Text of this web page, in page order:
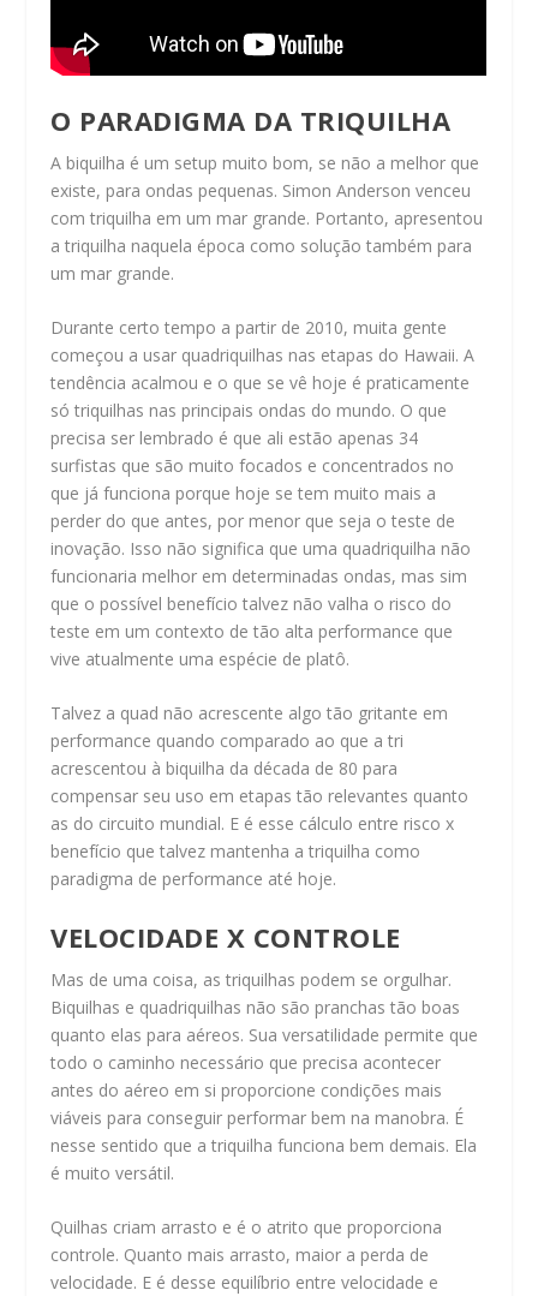
O PARADIGMA DA TRIQUILHA
A biquilha é um setup muito bom, se não a melhor que
existe, para ondas pequenas. Simon Anderson venceu
com triquilha em um mar grande. Portanto, apresentou
a triquilha naquela época como solução também para
um mar grande.
Durante certo tempo a partir de 2010, muita gente
começou a usar quadriquilhas nas etapas do Hawaii. A
tendência acalmou e o que se vê hoje é praticamente
só triquilhas nas principais ondas do mundo. O que
precisa ser lembrado é que ali estão apenas 34
surfistas que são muito focados e concentrados no
que já funciona porque hoje se tem muito mais a
perder do que antes, por menor que seja o teste de
inovação. Isso não significa que uma quadriquilha não
funcionaria melhor em determinadas ondas, mas sim
que o possível benefício talvez não valha o risco do
teste em um contexto de tão alta performance que
vive atualmente uma espécie de platô.
Talvez a quad não acrescente algo tão gritante em
performance quando comparado ao que a tri
acrescentou à biquilha da década de 80 para
compensar seu uso em etapas tão relevantes quanto
as do circuito mundial. E é esse cálculo entre risco x
benefício que talvez mantenha a triquilha como
paradigma de performance até hoje.
VELOCIDADE X CONTROLE
Mas de uma coisa, as triquilhas podem se orgulhar.
Biquilhas e quadriquilhas não são pranchas tão boas
quanto elas para aéreos. Sua versatilidade permite que
todo o caminho necessário que precisa acontecer
antes do aéreo em si proporcione condições mais
viáveis para conseguir performar bem na manobra. É
nesse sentido que a triquilha funciona bem demais. Ela
é muito versátil.
Quilhas criam arrasto e é o atrito que proporciona
controle. Quanto mais arrasto, maior a perda de
velocidade. E é desse equilíbrio entre velocidade e